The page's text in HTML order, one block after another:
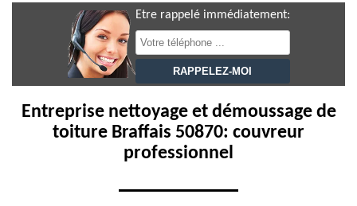
Etre rappelé immédiatement:
Entreprise nettoyage et démoussage de
toiture Braffais 50870: couvreur
professionnel